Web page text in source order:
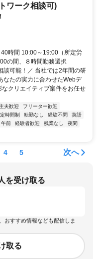
ワーク相談可)
時間 10:00～19:00（所定労
の間、８時間勤務選択
談可能！／ 当社では2年間の研
なたの実力に合わせたWebデ
クリエイティブ案件をお任せ
夫歓迎
フリーター歓迎
時間制 転勤なし 経験不問
英語
午前 経験者歓迎 残業なし
夜間
4 5 次へ
を受け取る
おすすめ情報なども配信しま
取る